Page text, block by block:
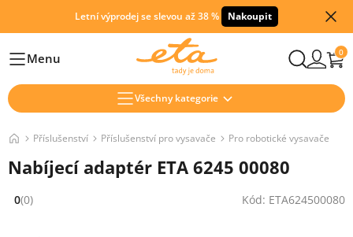
Letní výprodej se slevou až 38 % Nakoupit
HlavníMenu 0
Všechny kategorie
Příslušenství Příslušenství pro vysavače Pro robotické vysavače
Nabíjecí adaptér ETA 6245 00080
Hodnocení: 0 z 5 (0 recenzí)
0(0) Kód: ETA624500080